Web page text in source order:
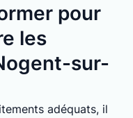
pour
les
sur-
adéquats, il